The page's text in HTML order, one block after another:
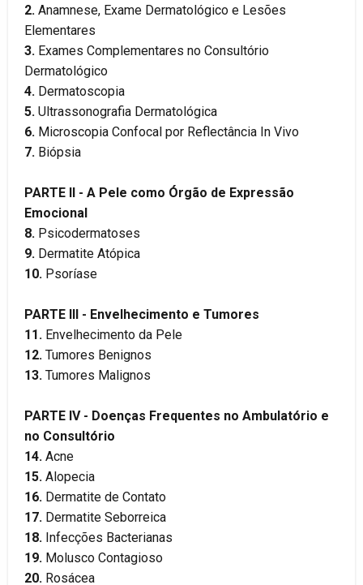
2. Anamnese, Exame Dermatológico e Lesões
Elementares
3. Exames Complementares no Consultório
Dermatológico
4. Dermatoscopia
5. Ultrassonografia Dermatológica
6. Microscopia Confocal por Reflectância In Vivo
7. Biópsia
PARTE II - A Pele como Órgão de Expressão
Emocional
8. Psicodermatoses
9. Dermatite Atópica
10. Psoríase
PARTE III - Envelhecimento e Tumores
11. Envelhecimento da Pele
12. Tumores Benignos
13. Tumores Malignos
PARTE IV - Doenças Frequentes no Ambulatório e
no Consultório
14. Acne
15. Alopecia
16. Dermatite de Contato
17. Dermatite Seborreica
18. Infecções Bacterianas
19. Molusco Contagioso
20. Rosácea